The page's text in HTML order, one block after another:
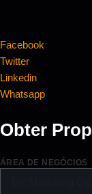
Facebook
Twitter
Linkedin
Whatsapp
Obter
ÁREA DE NEGÓCIOS